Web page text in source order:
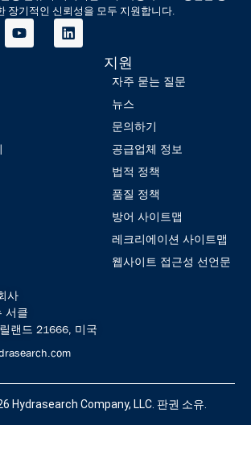
장기적인 신뢰성을 모두 지원합니다.
지원
자주 묻는 질문
뉴스
문의하기
공급업체 정보
법적 정책
품질 정책
방어 사이트맵
레크리에이션 사이트맵
웹사이트 접근성 선언문
사
서클
랜드 21666, 미국
Hydrasearch Company, LLC. 판권 소유.